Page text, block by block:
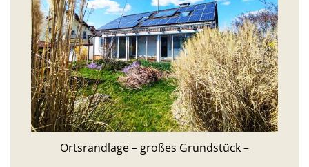
Ortsrandlage – großes Grundstück –